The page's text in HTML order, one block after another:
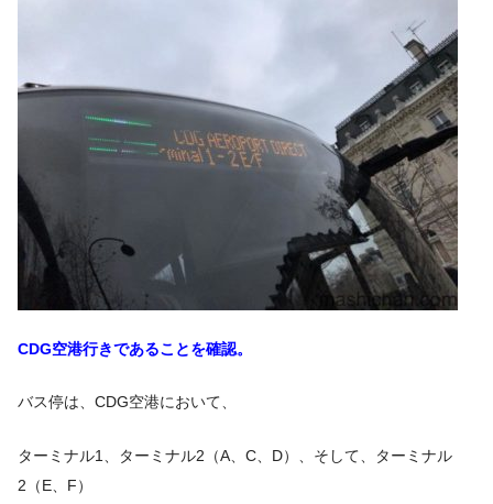
CDG空港行きであることを確認。
バス停は、CDG空港において、
ターミナル1、ターミナル2（A、C、D）、そして、ターミナル
2（E、F）